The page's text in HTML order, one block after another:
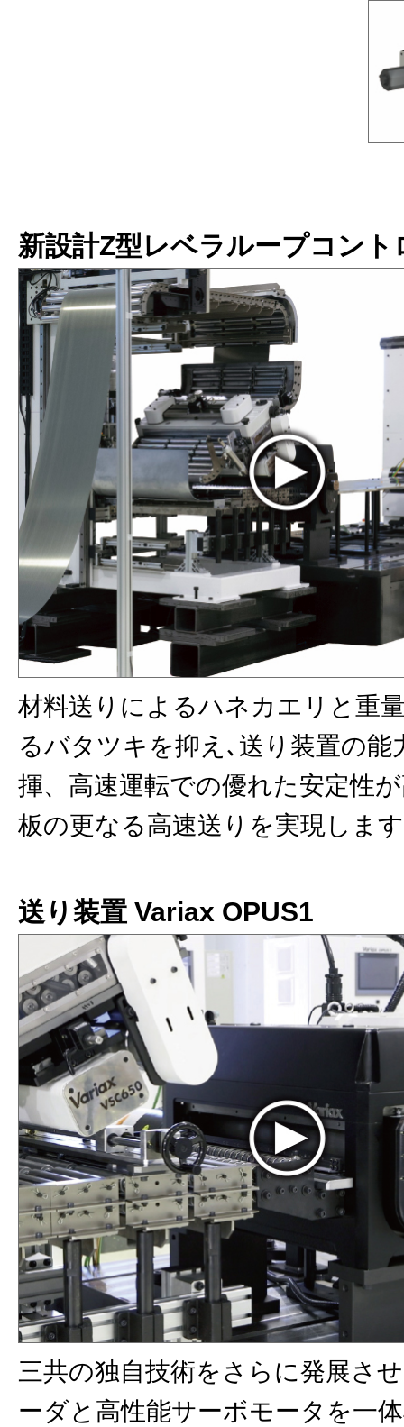
新設計Z型レベラループコント
材料送りによるハネカエリと重
るバタツキを抑え､送り装置の能
揮、⾼速運転での優れた安定性
板の更なる⾼速送りを実現しま
送り装置 Variax OPUS1
三共の独⾃技術をさらに発展さ
ーダと⾼性能サーボモータを⼀